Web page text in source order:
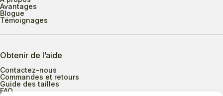
Avantages
Blogue
Témoignages
Obtenir de l’aide
Contactez-nous
Commandes et retours
Guide des tailles
FAQ